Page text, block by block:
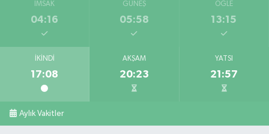
İMSAK
04:16
GÜNEŞ
05:58
ÖĞLE
13:15
İKINDI
17:08
AKŞAM
20:23
YATSI
21:57
Aylık Vakitler